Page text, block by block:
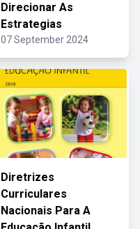
Direcionar As
Estrategias
07 September 2024
Diretrizes
Curriculares
Nacionais Para A